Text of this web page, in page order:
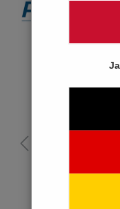
Bildergalerie